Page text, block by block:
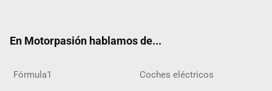
En Motorpasión hablamos de...
Fórmula1 Coches eléctricos